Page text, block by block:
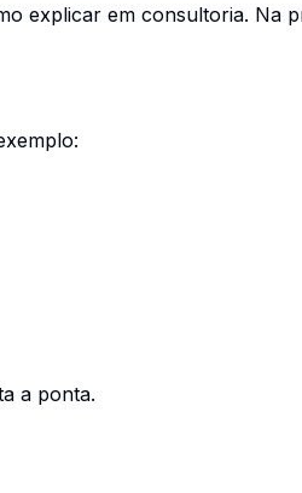
explicar em consultoria. Na
a ponta.